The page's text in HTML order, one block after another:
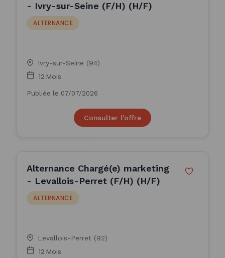
- Ivry-sur-Seine (F/H) (H/F)
ALTERNANCE
Ivry-sur-Seine (94)
12 Mois
Publiée le 07/07/2026
Consulter l'offre
Alternance Chargé(e) marketing
- Levallois-Perret (F/H) (H/F)
ALTERNANCE
Levallois-Perret (92)
12 Mois